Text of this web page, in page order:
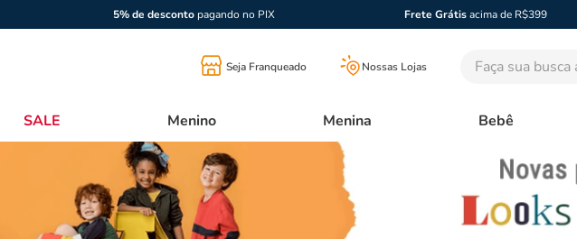
5% de descontopagando no PIX Frete Grátisacima de R$399
Seja Franqueado Nossas Lojas Faça sua busca aqui
SALE Menino Menina Bebê